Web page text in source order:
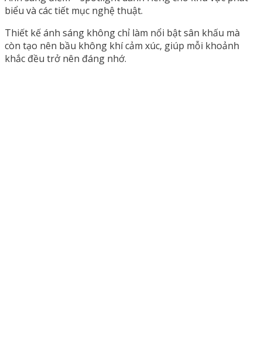
biểu và các tiết mục nghệ thuật.
Thiết kế ánh sáng không chỉ làm nổi bật sân khấu mà
còn tạo nên bầu không khí cảm xúc, giúp mỗi khoảnh
khắc đều trở nên đáng nhớ.